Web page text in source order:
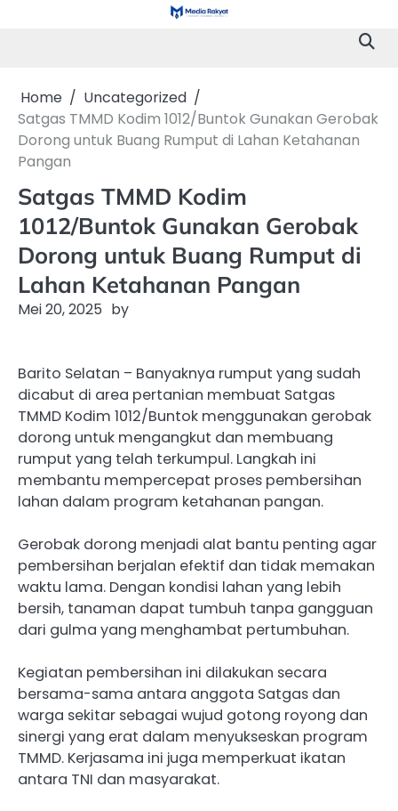
Home
Uncategorized
Satgas TMMD Kodim 1012/Buntok Gunakan Gerobak
Dorong untuk Buang Rumput di Lahan Ketahanan
Pangan
Satgas TMMD Kodim
1012/Buntok Gunakan Gerobak
Dorong untuk Buang Rumput di
Lahan Ketahanan Pangan
Mei 20, 2025 by
Barito Selatan – Banyaknya rumput yang sudah
dicabut di area pertanian membuat Satgas
TMMD Kodim 1012/Buntok menggunakan gerobak
dorong untuk mengangkut dan membuang
rumput yang telah terkumpul. Langkah ini
membantu mempercepat proses pembersihan
lahan dalam program ketahanan pangan.
Gerobak dorong menjadi alat bantu penting agar
pembersihan berjalan efektif dan tidak memakan
waktu lama. Dengan kondisi lahan yang lebih
bersih, tanaman dapat tumbuh tanpa gangguan
dari gulma yang menghambat pertumbuhan.
Kegiatan pembersihan ini dilakukan secara
bersama-sama antara anggota Satgas dan
warga sekitar sebagai wujud gotong royong dan
sinergi yang erat dalam menyukseskan program
TMMD. Kerjasama ini juga memperkuat ikatan
antara TNI dan masyarakat.